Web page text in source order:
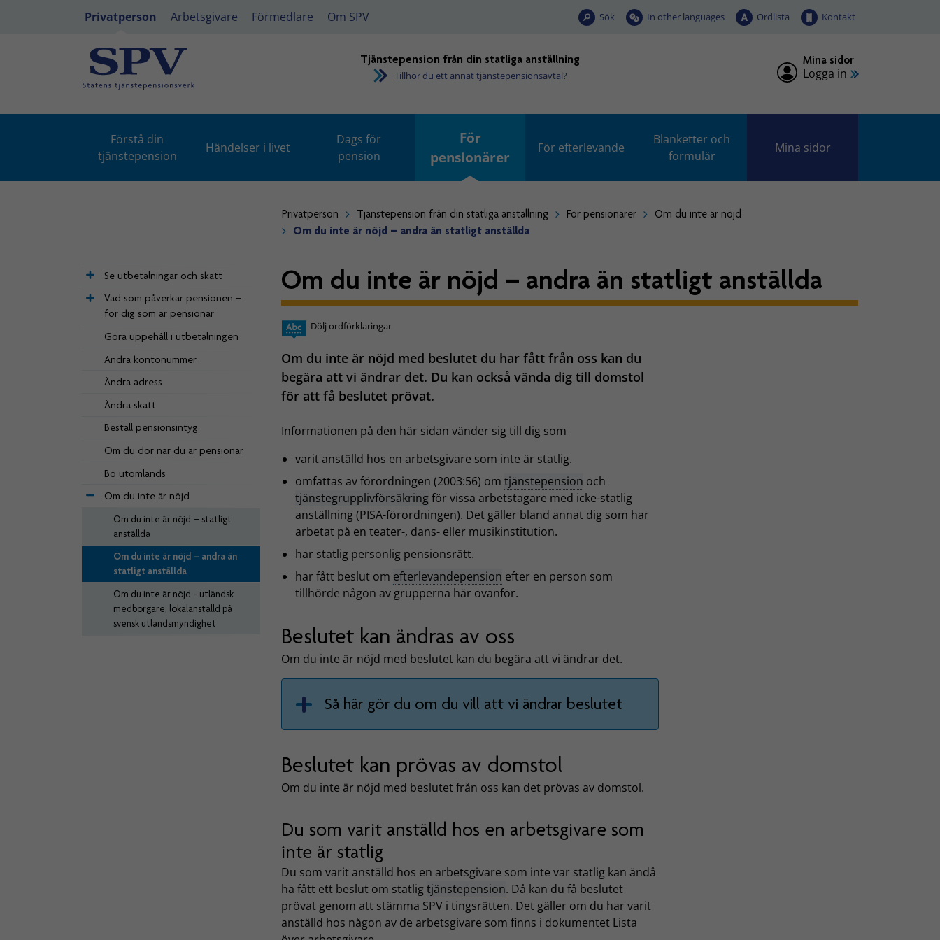
Privatperson Arbetsgivare Förmedlare Om SPV Sök In other languages Ordlista Kontakt
Tjänstepension från din statliga anställning
Tillhör du ett annat tjänstepensionsavtal?
Mina sidor
Logga in
Förstå din
tjänstepension
Händelser i livet
Dags för
pension
För
pensionärer
För efterlevande
Blanketter och
formulär
Mina sidor
Privatperson Tjänstepension från din statliga anställning För pensionärer
Om du inte är nöjd
Om du inte är nöjd – andra än statligt anställda
Se utbetalningar och skatt
Vad som påverkar pensionen –
för dig som är pensionär
Göra uppehåll i utbetalningen
Ändra kontonummer
Ändra adress
Ändra skatt
Beställ pensionsintyg
Om du dör när du är pensionär
Bo utomlands
Om du inte är nöjd
Om du inte är nöjd – statligt
anställda
Om du inte är nöjd – andra än
statligt anställda
Om du inte är nöjd - utländsk
medborgare, lokalanställd på
svensk utlandsmyndighet
Om du inte är nöjd – andra än statligt anställda
Dölj ordförklaringar
Om du inte är nöjd med beslutet du har fått från oss kan du
begära att vi ändrar det. Du kan också vända dig till domstol
för att få beslutet prövat.
Informationen på den här sidan vänder sig till dig som
varit anställd hos en arbetsgivare som inte är statlig.
omfattas av förordningen (2003:56) om tjänstepension och
tjänstegrupplivförsäkringför vissa arbetstagare med icke-statlig
anställning (PISA-förordningen). Det gäller bland annat dig som har
arbetat på en teater-, dans- eller musikinstitution.
har statlig personlig pensionsrätt.
har fått beslut om efterlevandepension efter en person som
tillhörde någon av grupperna här ovanför.
Beslutet kan ändras av oss
Om du inte är nöjd med beslutet kan du begära att vi ändrar det.
Så här gör du om du vill att vi ändrar beslutet
Beslutet kan prövas av domstol
Om du inte är nöjd med beslutet från oss kan det prövas av domstol.
Du som varit anställd hos en arbetsgivare som
inte är statlig
Du som varit anställd hos en arbetsgivare som inte var statlig kan ändå
ha fått ett beslut om statligtjänstepension. Då kan du få beslutet
prövat genom att stämma SPV i tingsrätten. Det gäller om du har varit
anställd hos någon av de arbetsgivare som finns i dokumentet Lista